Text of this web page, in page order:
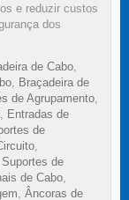
e reduzir custos
dos
de Cabo
Braçadeira de
de Agrupamento
Entradas de
de
Suportes de
de Cabo
Âncoras de